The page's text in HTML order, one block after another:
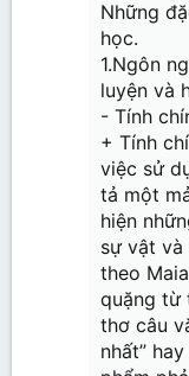
Những
học.
1.Ngôn
luyện và
- Tính
+ Tính
việc sử
tả một
hiện
sự vật và
theo
quặng từ
thơ câu
nhất”